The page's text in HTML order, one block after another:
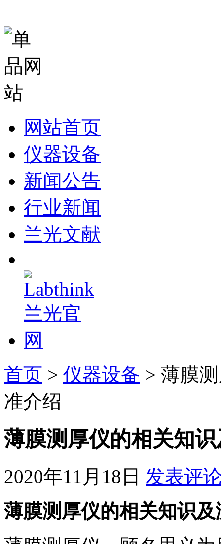
网站首页
仪器设备
新闻公告
行业新闻
兰光文献
首页 > 仪器设备 > 薄膜
准介绍
薄膜测厚仪的相关知
2020年11月18日 发表评
薄膜测厚仪的相关知识